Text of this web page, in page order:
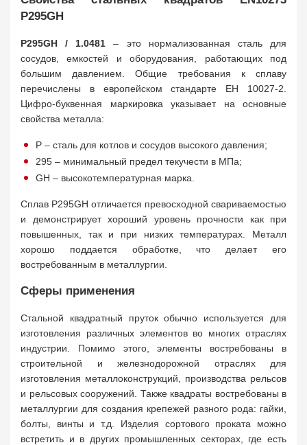
P295GH
P295GH / 1.0481 – это нормализованная сталь для
сосудов, емкостей и оборудования, работающих под
большим давлением. Общие требования к сплаву
перечислены в европейском стандарте ЕН 10027-2.
Цифро-буквенная маркировка указывает на основные
свойства металла:
P – сталь для котлов и сосудов высокого давления;
295 – минимальный предел текучести в МПа;
GH – высокотемпературная марка.
Сплав P295GH отличается превосходной свариваемостью
и демонстрирует хороший уровень прочности как при
повышенных, так и при низких температурах. Металл
хорошо поддается обработке, что делает его
востребованным в металлургии.
Сферы применения
Стальной квадратный пруток обычно используется для
изготовления различных элементов во многих отраслях
индустрии. Помимо этого, элементы востребованы в
строительной и железнодорожной отраслях для
изготовления металлоконструкций, производства рельсов
и рельсовых сооружений. Также квадраты востребованы в
металлургии для создания крепежей разного рода: гайки,
болты, винты и т.д. Изделия сортового проката можно
встретить и в других промышленных секторах, где есть